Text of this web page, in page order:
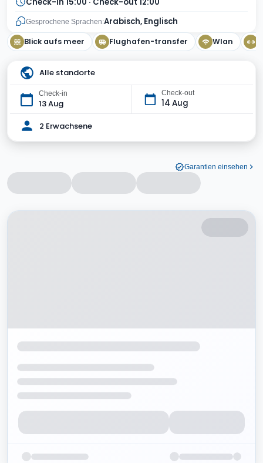
Gesprochene Sprachen:Arabisch, Englisch
Blick aufs meer Flughafen-transfer Wlan
Alle standorte
Check-in
13 Aug
Check-out
14 Aug
2 Erwachsene
Garantien einsehen